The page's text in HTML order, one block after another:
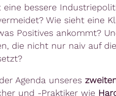
eine bessere
Wie sieht eine
Positives ankommt?
die nicht nur naiv auf
Agenda unseres
und -Praktiker wie